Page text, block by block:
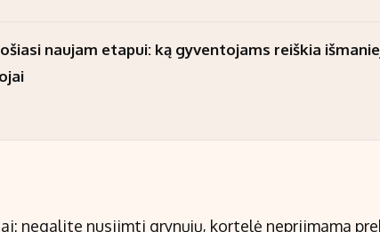
naujam etapui: ką gyventojams reiškia
negalite nusiimti grynųjų, kortelė nepriimama